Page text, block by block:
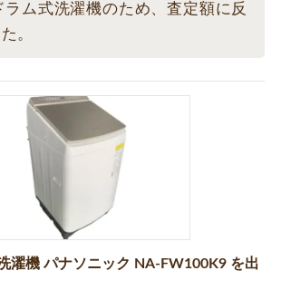
ラム式洗濯機のため、査定額に反
。
濯機 パナソニック NA-FW100K9 を出